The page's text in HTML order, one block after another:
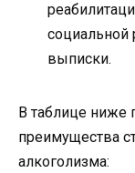
социальной
выписки.
В таблице ниже
преимущества
алкоголизма: